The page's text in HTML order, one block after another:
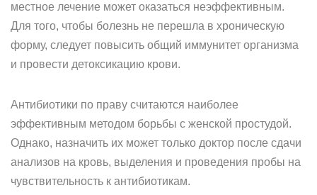
местное лечение может оказаться неэффективным.
Для того, чтобы болезнь не перешла в хроническую
форму, следует повысить общий иммунитет организма
и провести детоксикацию крови.
Антибиотики по праву считаются наиболее
эффективным методом борьбы с женской простудой.
Однако, назначить их может только доктор после сдачи
анализов на кровь, выделения и проведения пробы на
чувствительность к антибиотикам.